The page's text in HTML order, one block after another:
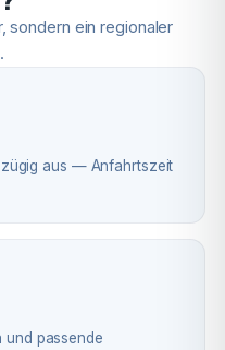
sondern ein regionaler
aus — Anfahrtszeit
und passende